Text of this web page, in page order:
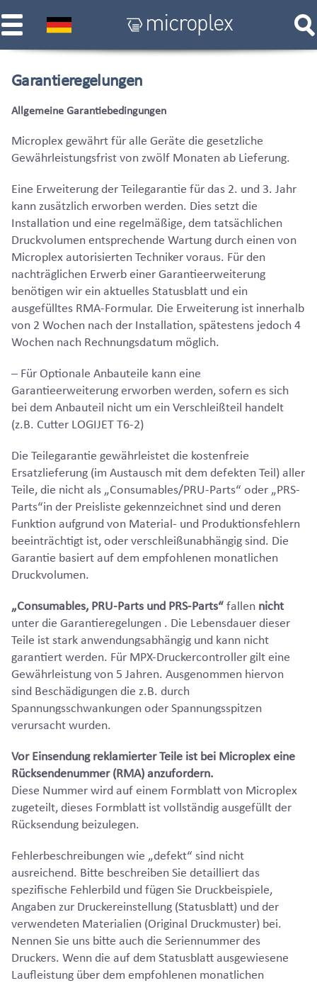
Garantieregelungen
Allgemeine Garantiebedingungen
Microplex gewährt für alle Geräte die gesetzliche
Gewährleistungsfrist von zwölf Monaten ab Lieferung.
Eine Erweiterung der Teilegarantie für das 2. und 3. Jahr
kann zusätzlich erworben werden. Dies setzt die
Installation und eine regelmäßige, dem tatsächlichen
Druckvolumen entsprechende Wartung durch einen von
Microplex autorisierten Techniker voraus. Für den
nachträglichen Erwerb einer Garantieerweiterung
benötigen wir ein aktuelles Statusblatt und ein
ausgefülltes RMA-Formular. Die Erweiterung ist innerhalb
von 2 Wochen nach der Installation, spätestens jedoch 4
Wochen nach Rechnungsdatum möglich.
– Für Optionale Anbauteile kann eine
Garantieerweiterung erworben werden, sofern es sich
bei dem Anbauteil nicht um ein Verschleißteil handelt
(z.B. Cutter LOGIJET T6-2)
Die Teilegarantie gewährleistet die kostenfreie
Ersatzlieferung (im Austausch mit dem defekten Teil) aller
Teile, die nicht als „Consumables/PRU-Parts“ oder „PRS-
Parts“in der Preisliste gekennzeichnet sind und deren
Funktion aufgrund von Material- und Produktionsfehlern
beeinträchtigt ist, oder verschleißunabhängig sind. Die
Garantie basiert auf dem empfohlenen monatlichen
Druckvolumen.
„Consumables, PRU-Parts und PRS-Parts“fallen nicht
unter die Garantieregelungen . Die Lebensdauer dieser
Teile ist stark anwendungsabhängig und kann nicht
garantiert werden. Für MPX-Druckercontroller gilt eine
Gewährleistung von 5 Jahren. Ausgenommen hiervon
sind Beschädigungen die z.B. durch
Spannungsschwankungen oder Spannungsspitzen
verursacht wurden.
Vor Einsendung reklamierter Teile ist bei Microplex eine
Rücksendenummer (RMA) anzufordern.
Diese Nummer wird auf einem Formblatt von Microplex
zugeteilt, dieses Formblatt ist vollständig ausgefüllt der
Rücksendung beizulegen.
Fehlerbeschreibungen wie „defekt“ sind nicht
ausreichend. Bitte beschreiben Sie detailliert das
spezifische Fehlerbild und fügen Sie Druckbeispiele,
Angaben zur Druckereinstellung (Statusblatt) und der
verwendeten Materialien (Original Druckmuster) bei.
Nennen Sie uns bitte auch die Seriennummer des
Druckers. Wenn die auf dem Statusblatt ausgewiesene
Laufleistung über dem empfohlenen monatlichen